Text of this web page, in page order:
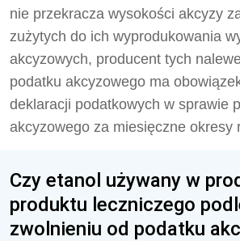
nie przekracza wysokości akcyzy
zużytych do ich wyprodukowania
akcyzowych, producent tych
podatku akcyzowego ma
deklaracji podatkowych w sprawie
akcyzowego za miesięczne okresy
Czy etanol używany w
produktu leczniczego
zwolnieniu od podatku